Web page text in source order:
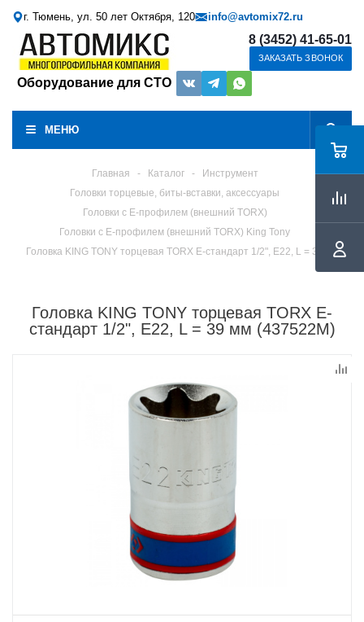
г. Тюмень, ул. 50 лет Октября, 120 info@avtomix72.ru
Оборудование для СТО
8 (3452) 41-65-01
ЗАКАЗАТЬ ЗВОНОК
МЕНЮ
Главная - Каталог -
Инструмент
Головки торцевые, биты-вставки, аксессуары
Головки с Е-профилем (внешний TORX)
Головки с Е-профилем (внешний TORX) King Tony
Головка KING TONY торцевая TORX Е-стандарт 1/2", E22, L = 39 мм
Головка KING TONY торцевая TORX Е-
стандарт 1/2", E22, L = 39 мм (437522M)